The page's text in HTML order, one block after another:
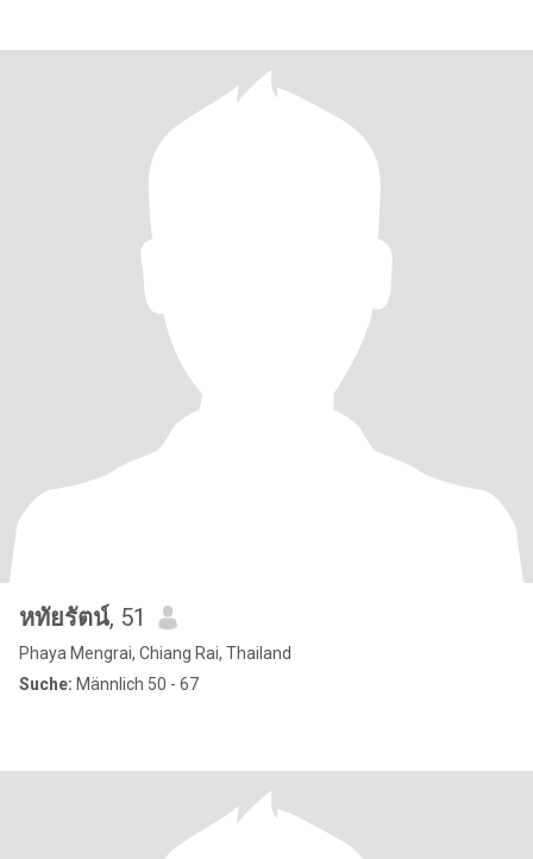
หทัยรัตน์, 51
Phaya Mengrai, Chiang Rai, Thailand
Suche: Männlich 50 - 67